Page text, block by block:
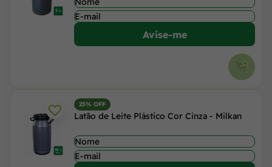
Avise-me
25% OFF
Latão de Leite Plástico Cor Cinza - Milkan